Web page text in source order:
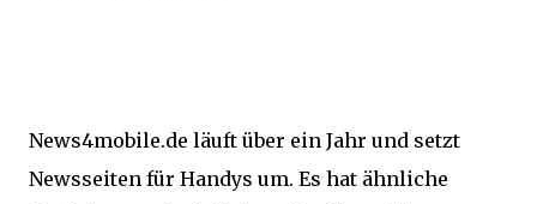
News4mobile.de läuft über ein Jahr und setzt
Newsseiten für Handys um. Es hat ähnliche